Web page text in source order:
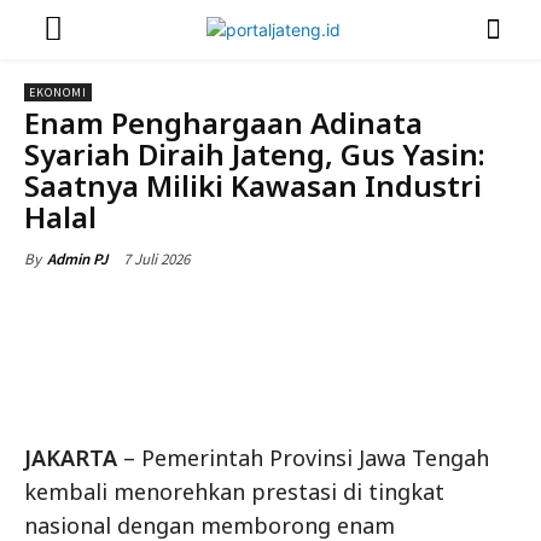
EKONOMI
Enam Penghargaan Adinata
Syariah Diraih Jateng, Gus Yasin:
Saatnya Miliki Kawasan Industri
Halal
By Admin PJ 7 Juli 2026
JAKARTA – Pemerintah Provinsi Jawa Tengah
kembali menorehkan prestasi di tingkat
nasional dengan memborong enam